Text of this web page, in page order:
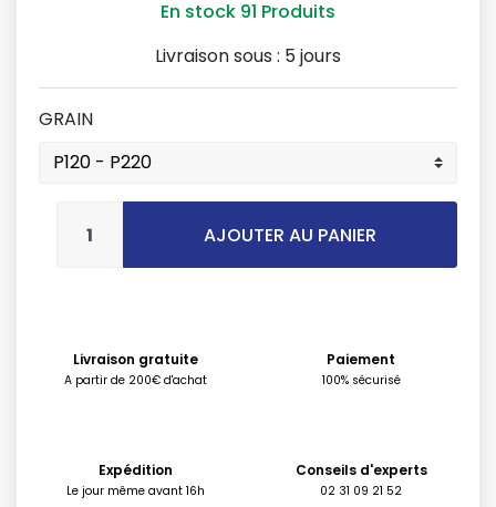
En stock 91 Produits
Livraison sous : 5 jours
GRAIN
AJOUTER AU PANIER
Livraison gratuite
A partir de 200€ d'achat
Paiement
100% sécurisé
Expédition
Le jour même avant 16h
Conseils d'experts
02 31 09 21 52